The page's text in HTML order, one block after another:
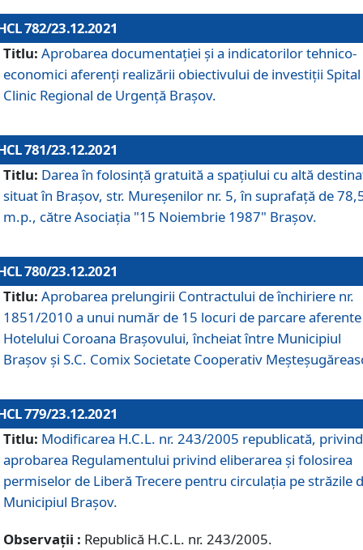
782/23.12.2021
Titlu: Aprobarea documentației și a indicatorilor tehnico-
economici aferenți realizării obiectivului de investiții Spital
Clinic Regional de Urgență Brașov.
781/23.12.2021
Titlu: Darea în folosinţă gratuită a spaţiului cu altă
situat în Braşov, str. Mureşenilor nr. 5, în suprafaţă de
m.p., către Asociaţia "15 Noiembrie 1987" Braşov.
780/23.12.2021
Titlu: Aprobarea prelungirii Contractului de închiriere nr.
1851/2010 a unui număr de 15 locuri de parcare aferente
Hotelului Coroana Brașovului, încheiat între Municipiul
Braşov şi S.C. Comix Societate Cooperativ
779/23.12.2021
Titlu: Modificarea H.C.L. nr. 243/2005 republicată, privind
aprobarea Regulamentului privind eliberarea şi folosirea
permiselor de Liberă Trecere pentru circulația pe străzile
Municipiul Braşov.
Observații : Republică H.C.L. nr. 243/2005.